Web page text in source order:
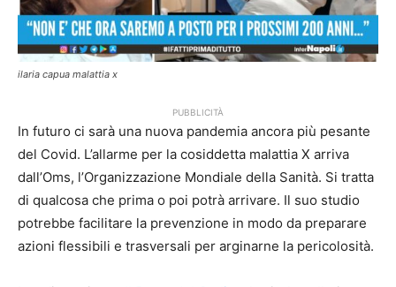
ilaria capua malattia x
PUBBLICITÀ
In futuro ci sarà una nuova pandemia ancora più pesante
del Covid. L’allarme per la cosiddetta malattia X arriva
dall’Oms, l’Organizzazione Mondiale della Sanità. Si tratta
di qualcosa che prima o poi potrà arrivare. Il suo studio
potrebbe facilitare la prevenzione in modo da preparare
azioni flessibili e trasversali per arginarne la pericolosità.